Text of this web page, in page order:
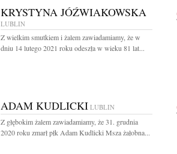
KRYSTYNA JÓŹWIAKOWSKA
LUBLIN
Z wielkim smutkiem i żalem zawiadamiamy, że w
dniu 14 lutego 2021 roku odeszła w wieku 81 lat...
ADAM KUDLICKI LUBLIN
Z głębokim żalem zawiadamiamy, że 31. grudnia
2020 roku zmarł płk Adam Kudlicki Msza żałobna...